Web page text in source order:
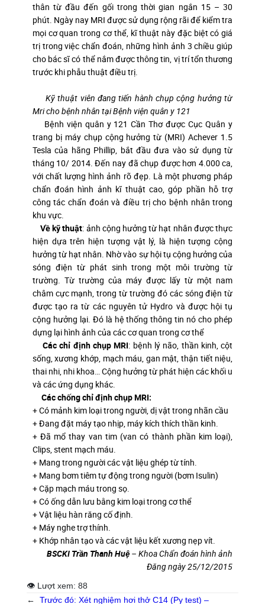
thân từ đầu đến gối trong thời gian ngắn 15 – 30
phút. Ngày nay MRI được sử dụng rộng rãi để kiểm tra
mọi cơ quan trong cơ thể, kĩ thuật này đặc biệt có giá
trị trong việc chẩn đoán, những hình ảnh 3 chiều giúp
cho bác sĩ có thể nắm được thông tin, vị trí tổn thương
trước khi phẫu thuật điều trị.
Kỹ thuật viên đang tiến hành chụp cộng hưởng từ
Mri cho bệnh nhân tại Bệnh viện quân y 121
Bệnh viện quân y 121 Cần Thơ được Cục Quân y
trang bị máy chụp cộng hưởng từ (MRI) Achever 1.5
Tesla của hãng Phillip, bắt đầu đưa vào sử dụng từ
tháng 10/ 2014. Đến nay đã chụp được hơn 4.000 ca,
với chất lượng hình ảnh rõ đẹp. Là một phương pháp
chẩn đoán hình ảnh kĩ thuật cao, góp phần hỗ trợ
công tác chẩn đoán và điều trị cho bệnh nhân trong
khu vực.
Về kỹ thuật: ảnh cộng hưởng từ hạt nhân được thực
hiện dựa trên hiện tượng vật lý, là hiện tượng cộng
hưởng từ hạt nhân. Nhờ vào sự hội tụ cộng hưởng của
sóng điện từ phát sinh trong một môi trường từ
trường. Từ trường của máy được lấy từ một nam
châm cực mạnh, trong từ trường đó các sóng điện từ
được tạo ra từ các nguyên tử Hydro và được hội tụ
cộng hưởng lại. Đó là hệ thống thông tin nó cho phép
dựng lại hình ảnh của các cơ quan trong cơ thể
Các chỉ định chụp MRI: bệnh lý não, thần kinh, cột
sống, xương khớp, mạch máu, gan mật, thận tiết niệu,
thai nhi, nhi khoa… Cộng hưởng từ phát hiện các khối u
và các ứng dụng khác.
Các chống chỉ định chụp MRI:
+ Có mảnh kim loại trong người, dị vật trong nhãn cầu
+ Đang đặt máy tạo nhịp, máy kích thích thần kinh.
+ Đã mổ thay van tim (van có thành phần kim loại),
Clips, stent mạch máu.
+ Mang trong người các vật liệu ghép từ tính.
+ Mang bơm tiêm tự động trong người (bơm Isulin)
+ Cặp mạch máu trong sọ.
+ Có ống dẫn lưu bằng kim loại trong cơ thể
+ Vật liệu hàn răng cố định.
+ Máy nghe trợ thính.
+ Khớp nhân tạo và các vật liệu kết xương nẹp vít.
BSCKI Trần Thanh Huệ – Khoa Chẩn đoán hình ảnh
Đăng ngày 25/12/2015
👁 Lượt xem: 88
←
Trước đó: Xét nghiệm hơi thở C14 (Py test) –